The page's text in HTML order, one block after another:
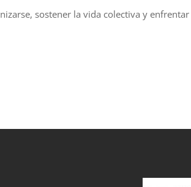
sostener la vida colectiva y